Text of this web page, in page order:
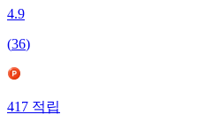
4.9
(36)
417적립